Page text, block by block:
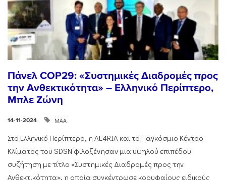
Πάνελ COP29: «Συστημικές Διαδρομές προς
την Ανθεκτικότητα» – Ελληνικό Περίπτερο,
Μπλε Ζώνη
14-11-2024 ΜΑΑ
Στο Ελληνικό Περίπτερο, η AE4RIA και το Παγκόσμιο Κέντρο
Κλίματος του SDSN φιλοξένησαν μια υψηλού επιπέδου
συζήτηση με τίτλο «Συστημικές Διαδρομές προς την
Ανθεκτικότητα», η οποία συγκέντρωσε κορυφαίους ειδικούς